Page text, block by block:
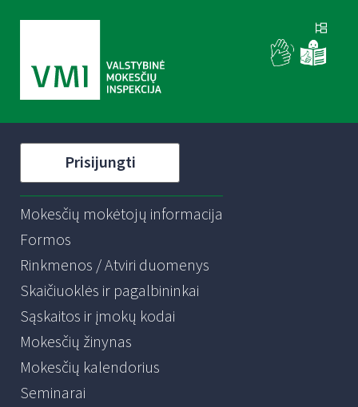
Prisijungti
Mokesčių mokėtojų informacija
Formos
Rinkmenos / Atviri duomenys
Skaičiuoklės ir pagalbininkai
Sąskaitos ir įmokų kodai
Mokesčių žinynas
Mokesčių kalendorius
Seminarai